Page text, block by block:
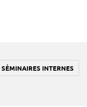
SÉMINAIRES INTERNES